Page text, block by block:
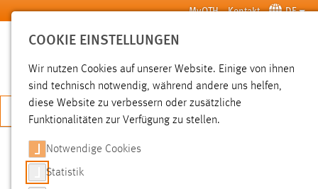
Zum Hauptinhalt springen MyOTH Kontakt DE
SUCHE
JETZT BEWERBEN
SUCHE
COOKIE EINSTELLUNGEN
Wir nutzen Cookies auf unserer Website. Einige von ihnen
sind technisch notwendig, während andere uns helfen,
diese Website zu verbessern oder zusätzliche
Funktionalitäten zur Verfügung zu stellen.
Notwendige Cookies
Statistik